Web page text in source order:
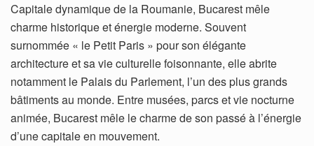
Capitale dynamique de la Roumanie, Bucarest mêle
charme historique et énergie moderne. Souvent
surnommée « le Petit Paris » pour son élégante
architecture et sa vie culturelle foisonnante, elle abrite
notamment le Palais du Parlement, l’un des plus grands
bâtiments au monde. Entre musées, parcs et vie nocturne
animée, Bucarest mêle le charme de son passé à l’énergie
d’une capitale en mouvement.